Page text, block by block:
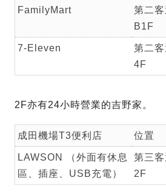
FamilyMart
第二
B1F
7-Eleven
第二
4F
2F亦有24小時營業的吉野家。
成田機場T3便利店 位置
LAWSON （外面有休息
區、插座、USB充電）
第三
2F